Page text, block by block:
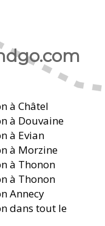
à Châtel
à Douvaine
à Evian
à Morzine
à Thonon
à Thonon
Annecy
dans tout le